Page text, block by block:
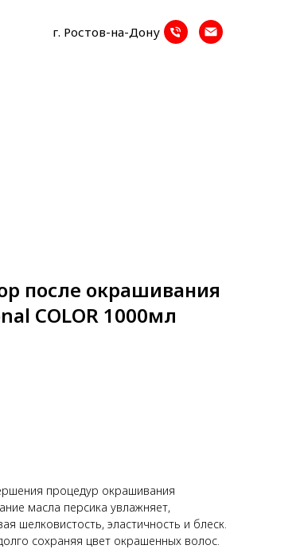
г. Ростов-на-Дону
после окрашивания
COLOR 1000мл
процедур окрашивания
масла персика увлажняет,
шелковистость, эластичность и блеск.
сохраняя цвет окрашенных волос.